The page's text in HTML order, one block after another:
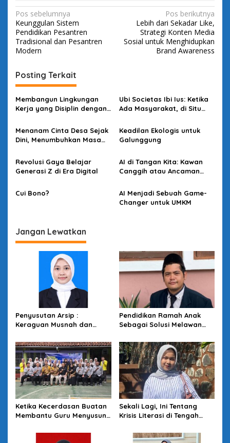
N
a
v
g
a
s
p
o
s
Pos sebelumnya
Keunggulan Sistem
Pendidikan Pesantren
Tradisional dan Pesantren
Modern
Pos berikutnya
Lebih dari Sekadar Like,
Strategi Konten Media
Sosial untuk Menghidupkan
Brand Awareness
Posting Terkait
Membangun Lingkungan
Kerja yang Disiplin dengan
Ubi Societas Ibi Ius: Ketika
Ada Masyarakat, di Situ
Menanam Cinta Desa Sejak
Dini, Menumbuhkan Masa
Generasi Inovatif dan
Berkelanjutan
Keadilan Ekologis untuk
Galunggung
Revolusi Gaya Belajar
Generasi Z di Era Digital
AI di Tangan Kita: Kawan
Canggih atau Ancaman
Cui Bono?
AI Menjadi Sebuah Game-
Changer untuk UMKM
Jangan Lewatkan
Penyusutan Arsip :
Keraguan Musnah dan
Pendidikan Ramah Anak
Sebagai Solusi Melawan
Sekolah
Ketika Kecerdasan Buatan
Membantu Guru Menyusun
Sekali Lagi, Ini Tentang
Krisis Literasi di Tengah